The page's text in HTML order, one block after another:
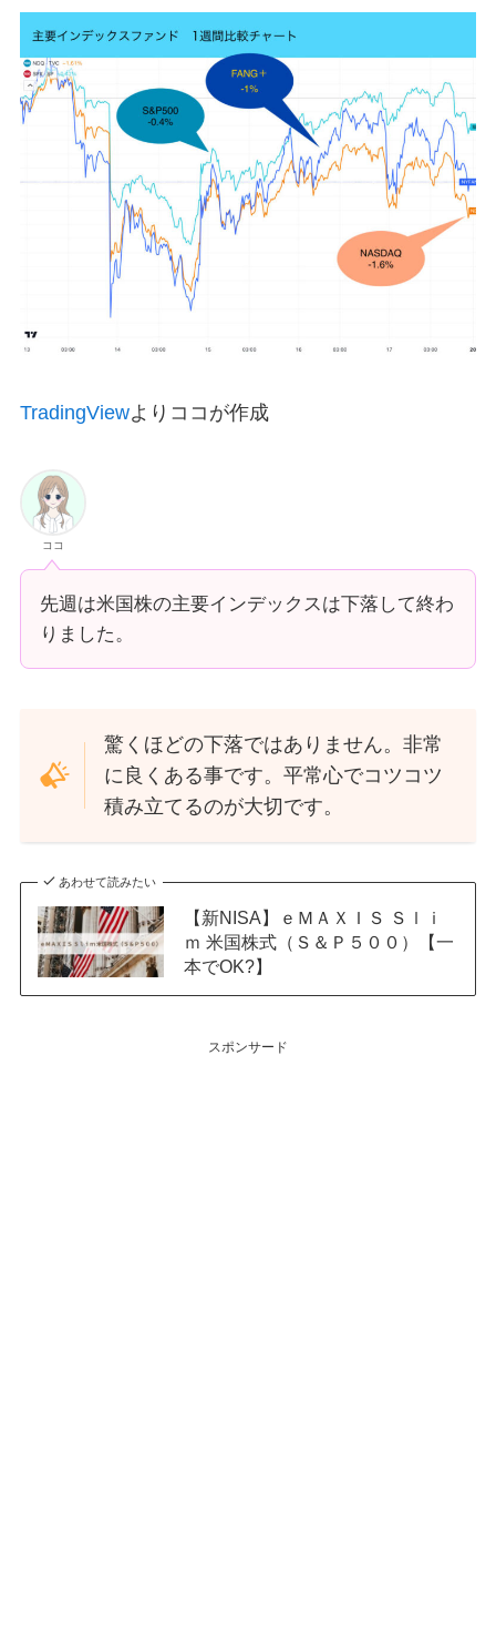
TradingViewよりココが作成
ココ
先週は米国株の主要インデックスは下落して終わ
りました。
驚くほどの下落ではありません。非常
に良くある事です。平常心でコツコツ
積み立てるのが大切です。
あわせて読みたい
【新NISA】ｅＭＡＸＩＳ Ｓｌｉ
ｍ 米国株式（Ｓ＆Ｐ５００）【一
本でOK?】
スポンサード